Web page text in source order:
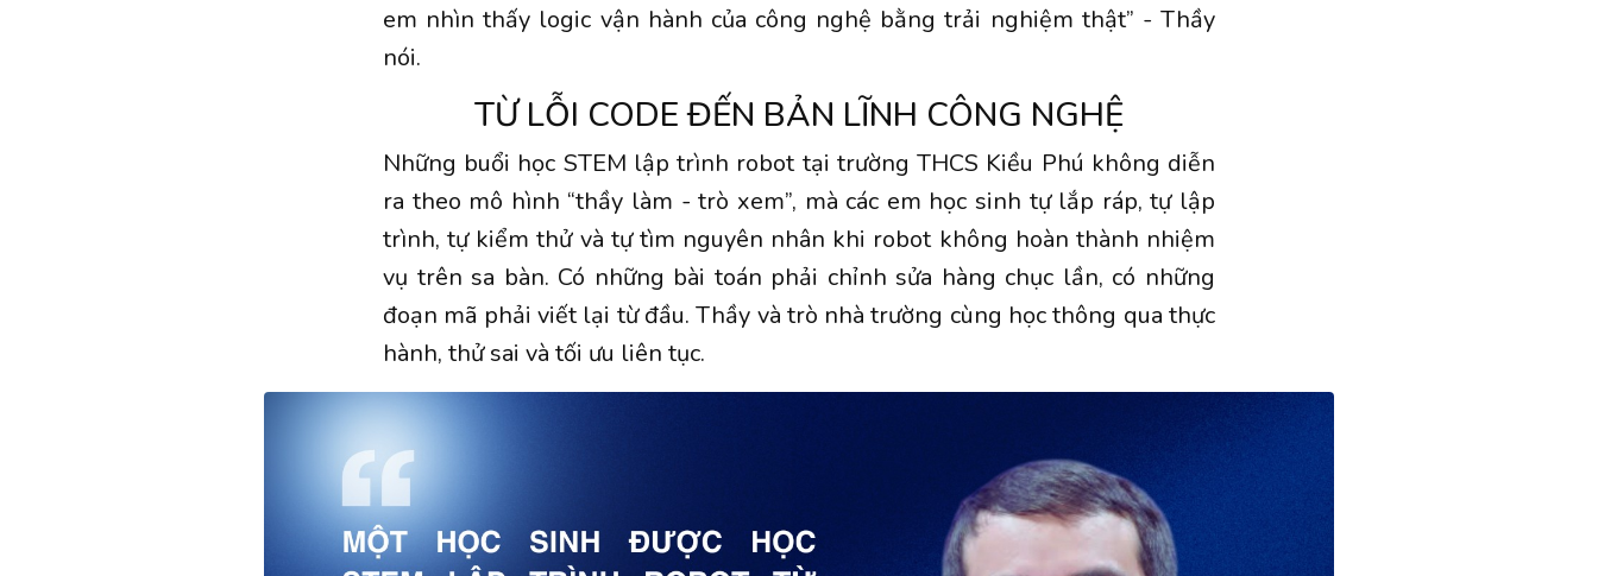
em nhìn thấy logic vận hành của công nghệ bằng trải nghiệm thật” - Thầy
nói.
TỪ LỖI CODE ĐẾN BẢN LĨNH CÔNG NGHỆ
Những buổi học STEM lập trình robot tại trường THCS Kiều Phú không diễn
ra theo mô hình “thầy làm - trò xem”, mà các em học sinh tự lắp ráp, tự lập
trình, tự kiểm thử và tự tìm nguyên nhân khi robot không hoàn thành nhiệm
vụ trên sa bàn. Có những bài toán phải chỉnh sửa hàng chục lần, có những
đoạn mã phải viết lại từ đầu. Thầy và trò nhà trường cùng học thông qua thực
hành, thử sai và tối ưu liên tục.